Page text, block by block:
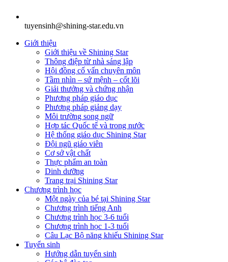
tuyensinh@shining-star.edu.vn
Giới thiệu
Giới thiệu về Shining Star
Thông điệp từ nhà sáng lập
Hội đồng cố vấn chuyên môn
Tầm nhìn – sứ mệnh – cốt lõi
Giải thưởng và chứng nhận
Phương pháp giáo dục
Phương pháp giảng dạy
Môi trường song ngữ
Hợp tác Quốc tế và trong nước
Hệ thống giáo dục Shining Star
Đội ngũ giáo viên
Cơ sở vật chất
Thực phẩm an toàn
Dinh dưỡng
Trang trại Shining Star
Chương trình học
Một ngày của bé tại Shining Star
Chương trình tiếng Anh
Chương trình học 3-6 tuổi
Chương trình học 1-3 tuổi
Câu Lạc Bộ năng khiếu Shining Star
Tuyển sinh
Hướng dẫn tuyển sinh